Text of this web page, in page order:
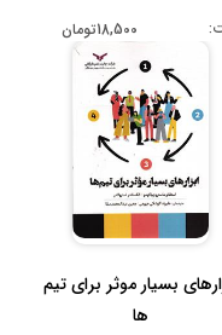
18,500تومان
بسیار موثر برای تیم
ها